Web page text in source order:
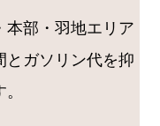
本部・羽地エリア
とガソリン代を抑